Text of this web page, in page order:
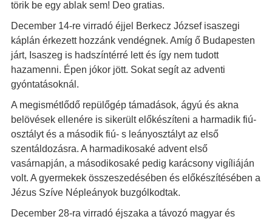
törik be egy ablak sem! Deo gratias.
December 14-re virradó éjjel Berkecz József isaszegi
káplán érkezett hozzánk vendégnek. Amíg ő Budapesten
járt, Isaszeg is hadszíntérré lett és így nem tudott
hazamenni. Épen jókor jött. Sokat segít az adventi
gyóntatásoknál.
A megismétlődő repülőgép támadások, ágyú és akna
belövések ellenére is sikerült előkészíteni a harmadik fiú-
osztályt és a második fiú- s leányosztályt az első
szentáldozásra. A harmadikosaké advent első
vasárnapján, a másodikosaké pedig karácsony vigíliáján
volt. A gyermekek összeszedésében és előkészítésében a
Jézus Szíve Népleányok buzgólkodtak.
December 28-ra virradó éjszaka a távozó magyar és